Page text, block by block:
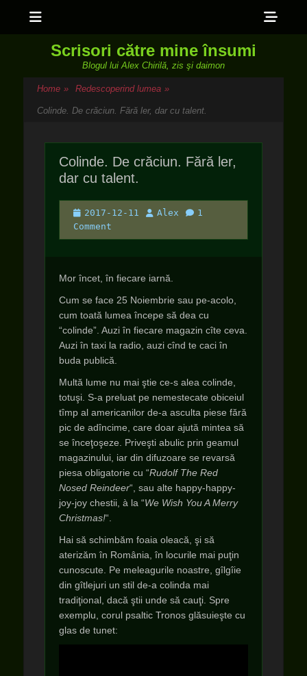
Scrisori către mine însumi
Blogul lui Alex Chirilă, zis şi daimon
Home » Redescoperind lumea »
Colinde. De crăciun. Fără ler, dar cu talent.
Colinde. De crăciun. Fără ler,
dar cu talent.
Posted
on
2017-12-11 Author
Alex
1
Comment
Mor încet, în fiecare iarnă.
Cum se face 25 Noiembrie sau pe-acolo,
cum toată lumea începe să dea cu
“colinde”. Auzi în fiecare magazin cîte ceva.
Auzi în taxi la radio, auzi cînd te caci în
buda publică.
Multă lume nu mai ştie ce-s alea colinde,
totuşi. S-a preluat pe nemestecate obiceiul
tîmp al americanilor de-a asculta piese fără
pic de adîncime, care doar ajută mintea să
se înceţoşeze. Priveşti abulic prin geamul
magazinului, iar din difuzoare se revarsă
piesa obligatorie cu “Rudolf The Red
Nosed Reindeer“, sau alte happy-happy-
joy-joy chestii, à la “We Wish You A Merry
Christmas!“.
Hai să schimbăm foaia oleacă, şi să
aterizăm în România, în locurile mai puţin
cunoscute. Pe meleagurile noastre, gîlgîie
din gîtlejuri un stil de-a colinda mai
tradiţional, dacă ştii unde să cauţi. Spre
exemplu, corul psaltic Tronos glăsuieşte cu
glas de tunet: